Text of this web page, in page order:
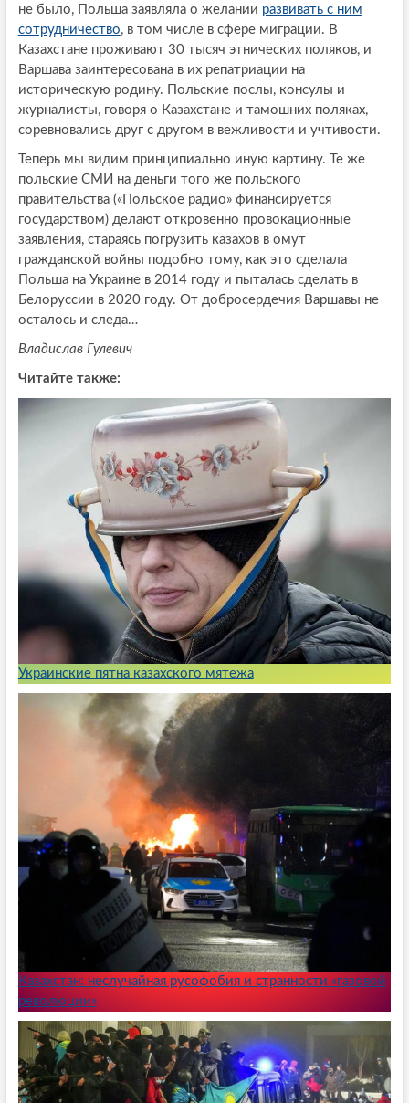
не было, Польша заявляла о желании развивать с ним
сотрудничество, в том числе в сфере миграции. В
Казахстане проживают 30 тысяч этнических поляков, и
Варшава заинтересована в их репатриации на
историческую родину. Польские послы, консулы и
журналисты, говоря о Казахстане и тамошних поляках,
соревновались друг с другом в вежливости и учтивости.
Теперь мы видим принципиально иную картину. Те же
польские СМИ на деньги того же польского
правительства («Польское радио» финансируется
государством) делают откровенно провокационные
заявления, стараясь погрузить казахов в омут
гражданской войны подобно тому, как это сделала
Польша на Украине в 2014 году и пыталась сделать в
Белоруссии в 2020 году. От добросердечия Варшавы не
осталось и следа…
Владислав Гулевич
Читайте также:
Украинские пятна казахского мятежа
Казахстан: неслучайная русофобия и странности «газовой
революции»